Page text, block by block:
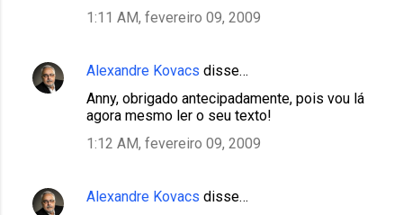
1:11 AM, fevereiro 09, 2009
Alexandre Kovacs disse…
Anny, obrigado antecipadamente, pois vou lá
agora mesmo ler o seu texto!
1:12 AM, fevereiro 09, 2009
Alexandre Kovacs disse…